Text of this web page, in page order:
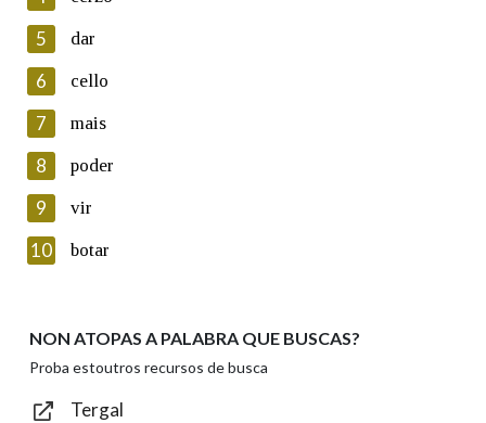
Lin e acepto as condicións da política de
Introduce o código que aparece na imaxe:
Texto de verificación
Enviar
5 dar
6 cello
7 mais
8 poder
9 vir
10 botar
NON ATOPAS A PALABRA QUE BUSCAS?
Proba estoutros recursos de busca
Tergal